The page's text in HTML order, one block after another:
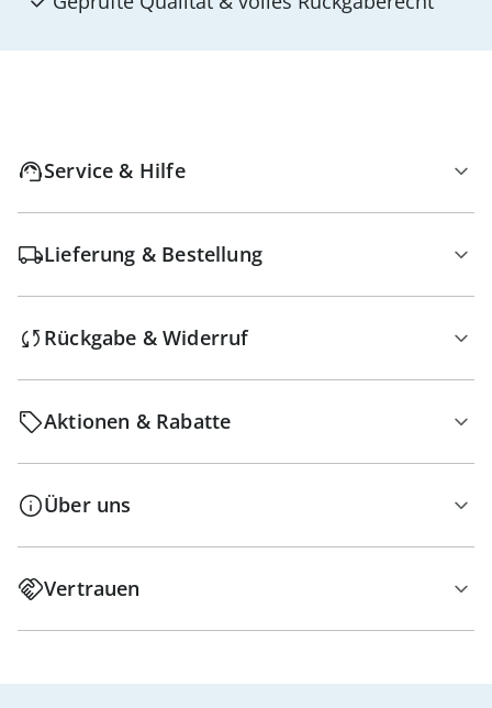
Service & Hilfe
Lieferung & Bestellung
Rückgabe & Widerruf
Aktionen & Rabatte
Über uns
Vertrauen